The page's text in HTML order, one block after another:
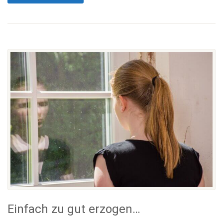
Einfach zu gut erzogen…